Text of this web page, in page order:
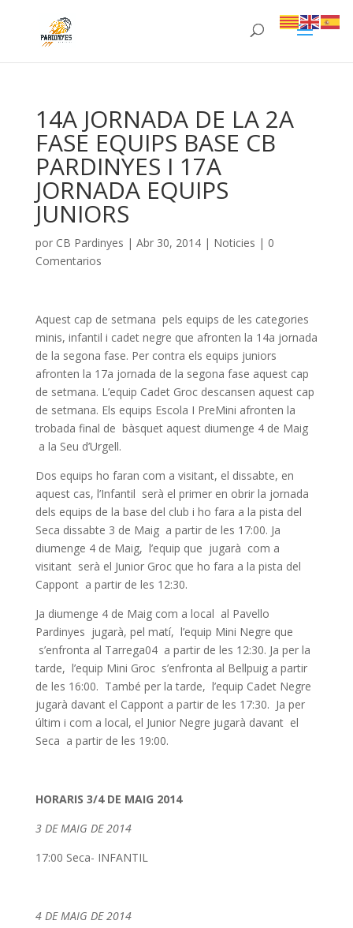
14A JORNADA DE LA 2A
FASE EQUIPS BASE CB
PARDINYES I 17A
JORNADA EQUIPS
JUNIORS
por CB Pardinyes | Abr 30, 2014| Noticies | 0
Comentarios
Aquest cap de setmana pels equips de les categories
minis, infantil i cadet negre que afronten la 14a jornada
de la segona fase. Per contra els equips juniors
afronten la 17a jornada de la segona fase aquest cap
de setmana. L’equip Cadet Groc descansen aquest cap
de setmana. Els equips Escola I PreMini afronten la
trobada final de bàsquet aquest diumenge 4 de Maig
a la Seu d’Urgell.
Dos equips ho faran com a visitant, el dissabte, en
aquest cas, l’Infantil serà el primer en obrir la jornada
dels equips de la base del club i ho fara a la pista del
Seca dissabte 3 de Maig a partir de les 17:00. Ja
diumenge 4 de Maig, l’equip que jugarà com a
visitant serà el Junior Groc que ho fara a la pista del
Cappont a partir de les 12:30.
Ja diumenge 4 de Maig com a local al Pavello
Pardinyes jugarà, pel matí, l’equip Mini Negre que
s’enfronta al Tarrega04 a partir de les 12:30. Ja per la
tarde, l’equip Mini Groc s’enfronta al Bellpuig a partir
de les 16:00. També per la tarde, l’equip Cadet Negre
jugarà davant el Cappont a partir de les 17:30. Ja per
últim i com a local, el Junior Negre jugarà davant el
Seca a partir de les 19:00.
HORARIS 3/4 DE MAIG 2014
3 DE MAIG DE 2014
17:00 Seca- INFANTIL
4 DE MAIG DE 2014